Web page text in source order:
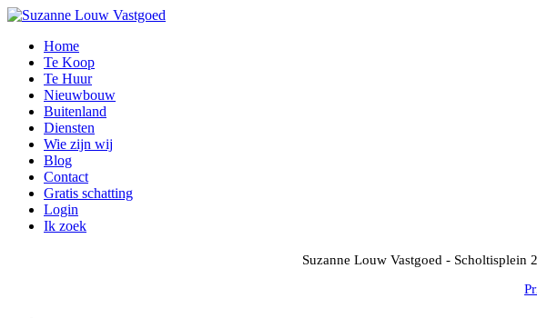
Home
Te Koop
Te Huur
Nieuwbouw
Buitenland
Diensten
Wie zijn wij
Blog
Contact
Gratis schatting
Login
Ik zoek
Suzanne Louw Vastgoed - Scholtisplein